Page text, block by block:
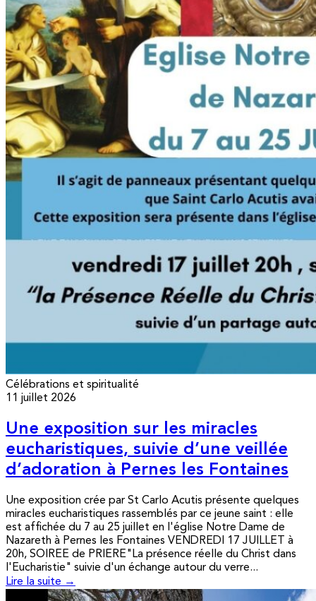
Célébrations et spiritualité
11 juillet 2026
Une exposition sur les miracles
eucharistiques, suivie d’une veillée
d’adoration à Pernes les Fontaines
Une exposition crée par St Carlo Acutis présente quelques
miracles eucharistiques rassemblés par ce jeune saint : elle
est affichée du 7 au 25 juillet en l'église Notre Dame de
Nazareth à Pernes les Fontaines VENDREDI 17 JUILLET à
20h, SOIREE de PRIERE"La présence réelle du Christ dans
l'Eucharistie" suivie d'un échange autour du verre...
Lire la suite →